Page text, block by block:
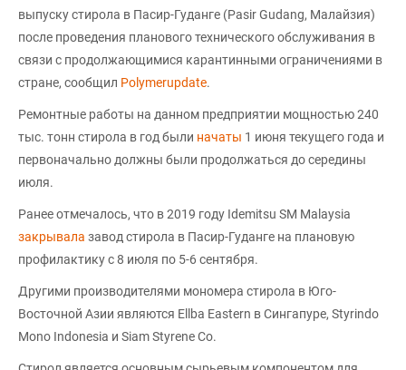
выпуску стирола в Пасир-Гуданге (Pasir Gudang, Малайзия)
после проведения планового технического обслуживания в
связи с продолжающимися карантинными ограничениями в
стране, сообщил Polymerupdate.
Ремонтные работы на данном предприятии мощностью 240
тыс. тонн стирола в год были начаты 1 июня текущего года и
первоначально должны были продолжаться до середины
июля.
Ранее отмечалось, что в 2019 году Idemitsu SM Malaysia
закрывала завод стирола в Пасир-Гуданге на плановую
профилактику с 8 июля по 5-6 сентября.
Другими производителями мономера стирола в Юго-
Восточной Азии являются Ellba Eastern в Сингапуре, Styrindo
Mono Indonesia и Siam Styrene Co.